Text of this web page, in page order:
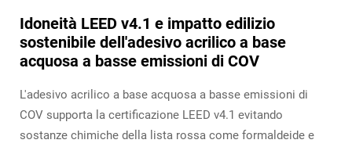
Idoneità LEED v4.1 e impatto edilizio
sostenibile dell'adesivo acrilico a base
acquosa a basse emissioni di COV
L'adesivo acrilico a base acquosa a basse emissioni di
COV supporta la certificazione LEED v4.1 evitando
sostanze chimiche della lista rossa come formaldeide e